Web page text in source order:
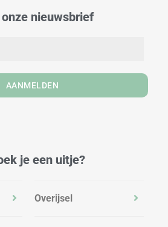
nieuwsbrief
AANMELDEN
je een uitje?
Overijsel